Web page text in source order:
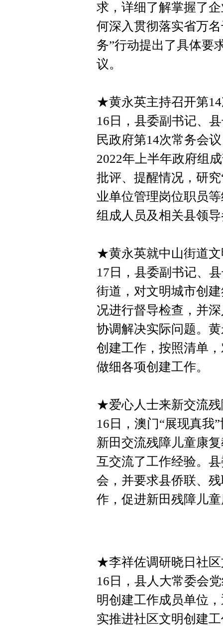
求，详细了解掌握了
何深入贯彻落实省万
务”行动提出了具体要
议。
★黄永英主持召开第
16日，县委副书记、
民政府第14次常务会
2022年上半年政府组
批评、提醒情况，研
业单位管理岗位职员
组成人员及相关县领
★黄永英就中山街道
17日，县委副书记、
街道，对文明城市创
况进行督导检查，并
协调解决实际问题。
创建工作，按照清单
做细各项创建工作。
★爱心人士来新交流
16日，澳门“展现真我
新田交流残障儿童康
互交流了工作经验。
会，并要求县侨联、
作，促进新田残障儿
★李祥佐调研晓日社
16日，县人大常委会
明创建工作成员单位
实推进社区文明创建